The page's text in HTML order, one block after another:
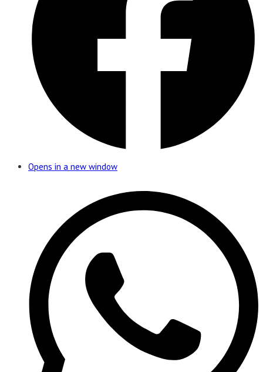
Opens in a new window